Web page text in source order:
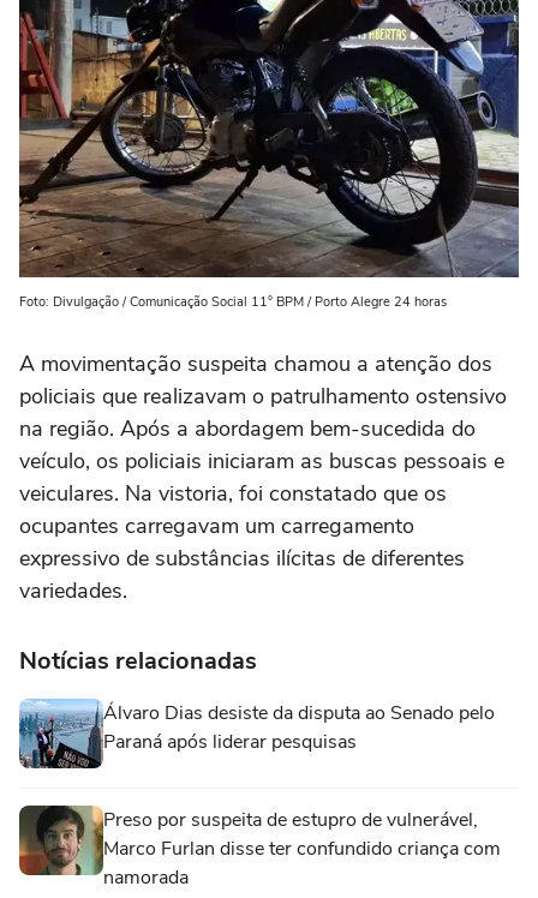
Foto: Divulgação / Comunicação Social 11° BPM / Porto Alegre 24 horas
A movimentação suspeita chamou a atenção dos
policiais que realizavam o patrulhamento ostensivo
na região. Após a abordagem bem-sucedida do
veículo, os policiais iniciaram as buscas pessoais e
veiculares. Na vistoria, foi constatado que os
ocupantes carregavam um carregamento
expressivo de substâncias ilícitas de diferentes
variedades.
Notícias relacionadas
Álvaro Dias desiste da disputa ao Senado pelo
Paraná após liderar pesquisas
Preso por suspeita de estupro de vulnerável,
Marco Furlan disse ter confundido criança com
namorada